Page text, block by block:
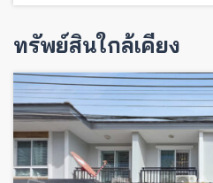
ทรัพย์สินใกล้เคียง